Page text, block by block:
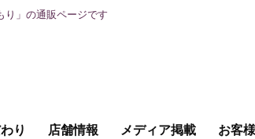
り」の通販ページです
り 店舗情報 メディア掲載 お客